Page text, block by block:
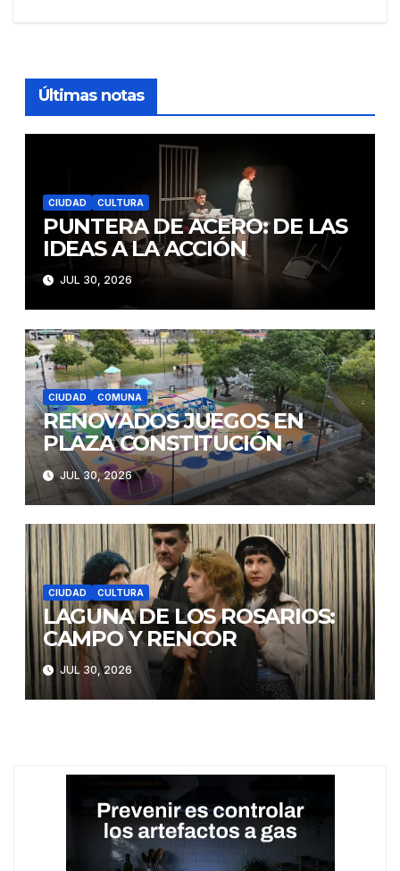
Últimas notas
CIUDAD CULTURA
PUNTERA DE ACERO: DE LAS
IDEAS A LA ACCIÓN
JUL 30, 2026
CIUDAD COMUNA
RENOVADOS JUEGOS EN
PLAZA CONSTITUCIÓN
JUL 30, 2026
CIUDAD CULTURA
LAGUNA DE LOS ROSARIOS:
CAMPO Y RENCOR
JUL 30, 2026